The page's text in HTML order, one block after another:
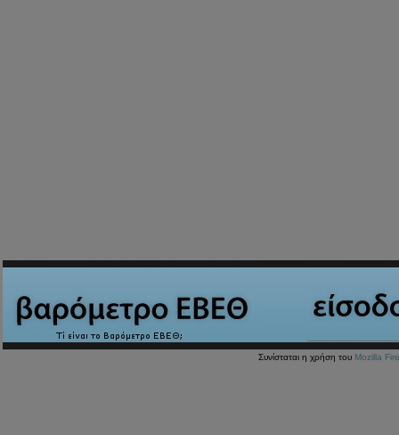
Συνίσταται η χρήση του Mozilla